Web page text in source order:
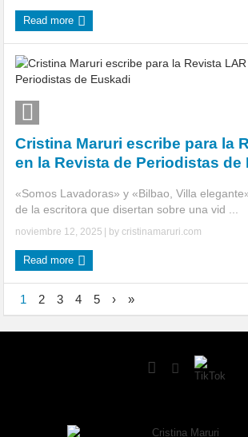
Read more
Cristina Maruri escribe para la
en la Revista de Periodistas de
«Somos Lavadoras» y «Bilbao, Villa
de la escritora que disertan sobre una vid ...
noviembre 12, 2025 | bycristinamaruri.com
Read more
1 2 3 4 5 › »